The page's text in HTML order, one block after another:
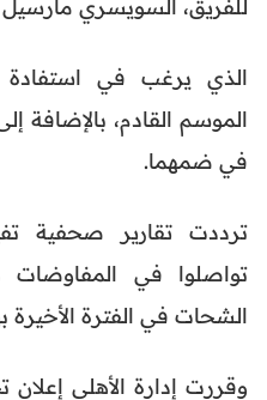
للفريق، السويسري مارسيل
الذي يرغب في استفادة
الموسم القادم، بالإضافة
في ضمهما.
ترددت تقارير صحفية
تواصلوا في
الشحات في الفترة
وقررت إدارة الأهلي إعلان